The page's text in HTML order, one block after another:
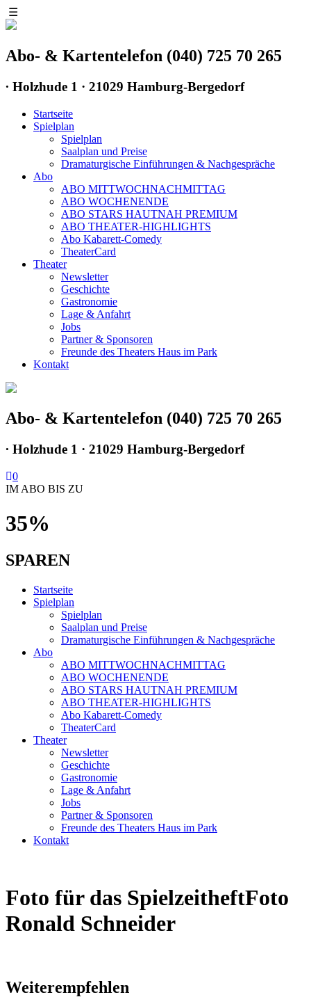
☰
Abo- & Kartentelefon (040) 725 70 265
∙ Holzhude 1 · 21029 Hamburg-Bergedorf
Startseite
Spielplan
Spielplan
Saalplan und Preise
Dramaturgische Einführungen & Nachgespräche
Abo
ABO MITTWOCHNACHMITTAG
ABO WOCHENENDE
ABO STARS HAUTNAH PREMIUM
ABO THEATER-HIGHLIGHTS
Abo Kabarett-Comedy
TheaterCard
Theater
Newsletter
Geschichte
Gastronomie
Lage & Anfahrt
Jobs
Partner & Sponsoren
Freunde des Theaters Haus im Park
Kontakt
Abo- & Kartentelefon (040) 725 70 265
∙ Holzhude 1 · 21029 Hamburg-Bergedorf
0
IM ABO BIS ZU
35%
SPAREN
Startseite
Spielplan
Spielplan
Saalplan und Preise
Dramaturgische Einführungen & Nachgespräche
Abo
ABO MITTWOCHNACHMITTAG
ABO WOCHENENDE
ABO STARS HAUTNAH PREMIUM
ABO THEATER-HIGHLIGHTS
Abo Kabarett-Comedy
TheaterCard
Theater
Newsletter
Geschichte
Gastronomie
Lage & Anfahrt
Jobs
Partner & Sponsoren
Freunde des Theaters Haus im Park
Kontakt
Foto für das SpielzeitheftFoto
Ronald Schneider
Weiterempfehlen